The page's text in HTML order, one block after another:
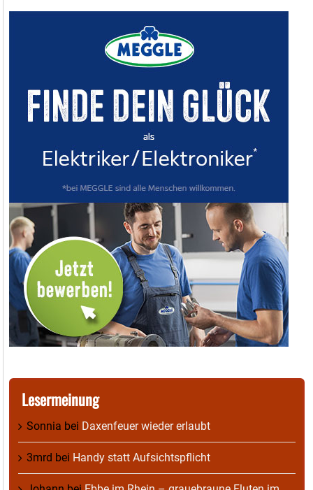
Lesermeinung
Sonnia bei Daxenfeuer wieder erlaubt
3mrd bei Handy statt Aufsichtspflicht